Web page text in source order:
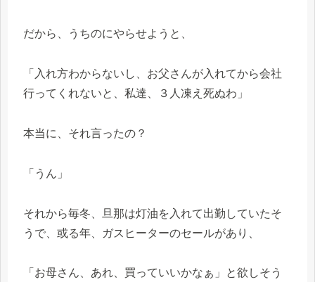
だから、うちのにやらせようと、
「入れ方わからないし、お父さんが入れてから会社
行ってくれないと、私達、３人凍え死ぬわ」
本当に、それ言ったの？
「うん」
それから毎冬、旦那は灯油を入れて出勤していたそ
うで、或る年、ガスヒーターのセールがあり、
「お母さん、あれ、買っていいかなぁ」と欲しそう